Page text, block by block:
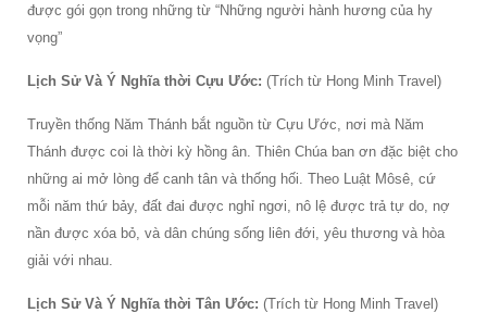
được gói gọn trong những từ “Những người hành hương của hy
vọng”
Lịch Sử Và Ý Nghĩa thời Cựu Ước: (Trích từ Hong Minh Travel)
Truyền thống Năm Thánh bắt nguồn từ Cựu Ước, nơi mà Năm
Thánh được coi là thời kỳ hồng ân. Thiên Chúa ban ơn đặc biệt cho
những ai mở lòng để canh tân và thống hối. Theo Luật Môsê, cứ
mỗi năm thứ bảy, đất đai được nghỉ ngơi, nô lệ được trả tự do, nợ
nần được xóa bỏ, và dân chúng sống liên đới, yêu thương và hòa
giải với nhau.
Lịch Sử Và Ý Nghĩa thời Tân Ước: (Trích từ Hong Minh Travel)